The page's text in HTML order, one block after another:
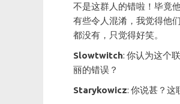
不是这群人的错啦！毕竟
有些令人混淆，我觉得他
都没有，只觉得好笑。
Slowtwitch: 你认为这个
丽的错误？
Starykowicz: 你说甚？这